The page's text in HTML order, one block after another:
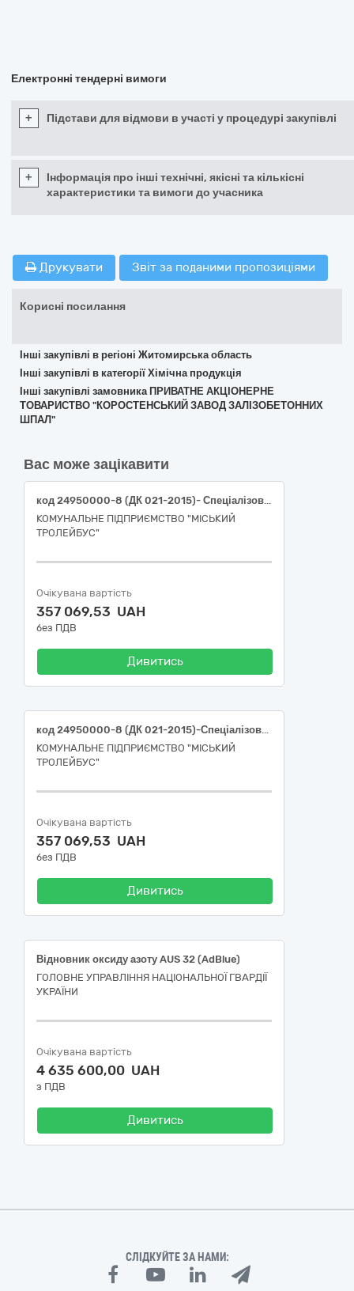
Електронні тендерні вимоги
+ Підстави для відмови в участі у процедурі закупівлі
+
Інформація про інші технічні, якісні та кількісні
характеристики та вимоги до учасника
Друкувати Звіт за поданими пропозиціями
Корисні посилання
Інші закупівлі в регіоні Житомирська область
Інші закупівлі в категорії Хімічна продукція
Інші закупівлі замовника ПРИВАТНЕ АКЦІОНЕРНЕ
ТОВАРИСТВО "КОРОСТЕНСЬКИЙ ЗАВОД ЗАЛІЗОБЕТОННИХ
ШПАЛ"
Вас може зацікавити
код 24950000-8 (ДК 021-2015)- Спеціалізована хімічна продукція (охолоджувальна рідина( концентрат антифризу))
КОМУНАЛЬНЕ ПІДПРИЄМСТВО "МІСЬКИЙ
ТРОЛЕЙБУС"
Очікувана вартість
357 069,53 UAH
без ПДВ
Дивитись
код 24950000-8 (ДК 021-2015)-Спеціалізована хімічна продукція (охолоджувальна рідина( концентрат антифризу))
КОМУНАЛЬНЕ ПІДПРИЄМСТВО "МІСЬКИЙ
ТРОЛЕЙБУС"
Очікувана вартість
357 069,53 UAH
без ПДВ
Дивитись
Відновник оксиду азоту AUS 32 (AdBlue)
ГОЛОВНЕ УПРАВЛІННЯ НАЦІОНАЛЬНОЇ ГВАРДІЇ
УКРАЇНИ
Очікувана вартість
4 635 600,00 UAH
з ПДВ
Дивитись
СЛІДКУЙТЕ ЗА НАМИ: